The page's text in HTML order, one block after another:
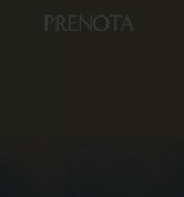
PRENOTA